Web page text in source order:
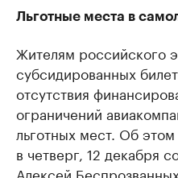
Льготные места в
Жителям российского
субсидированных
отсутствия
ограничений
льготных мест. Об
в четверг, 12 декабря
Алексей